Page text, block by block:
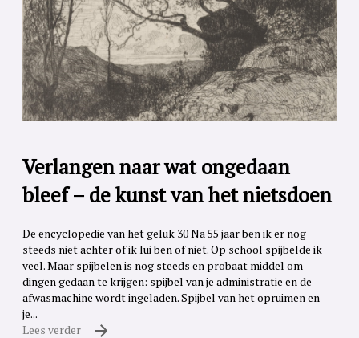
Verlangen naar wat ongedaan
bleef – de kunst van het nietsdoen
De encyclopedie van het geluk 30 Na 55 jaar ben ik er nog
steeds niet achter of ik lui ben of niet. Op school spijbelde ik
veel. Maar spijbelen is nog steeds en probaat middel om
dingen gedaan te krijgen: spijbel van je administratie en de
afwasmachine wordt ingeladen. Spijbel van het opruimen en
je...
Lees verder